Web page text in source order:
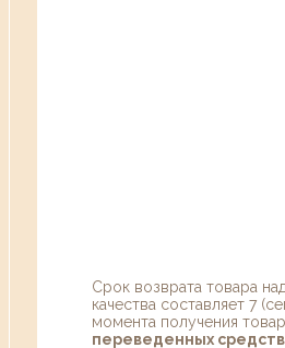
Срок возврата товара
качества составляет 7
момента получения
переведенных средств